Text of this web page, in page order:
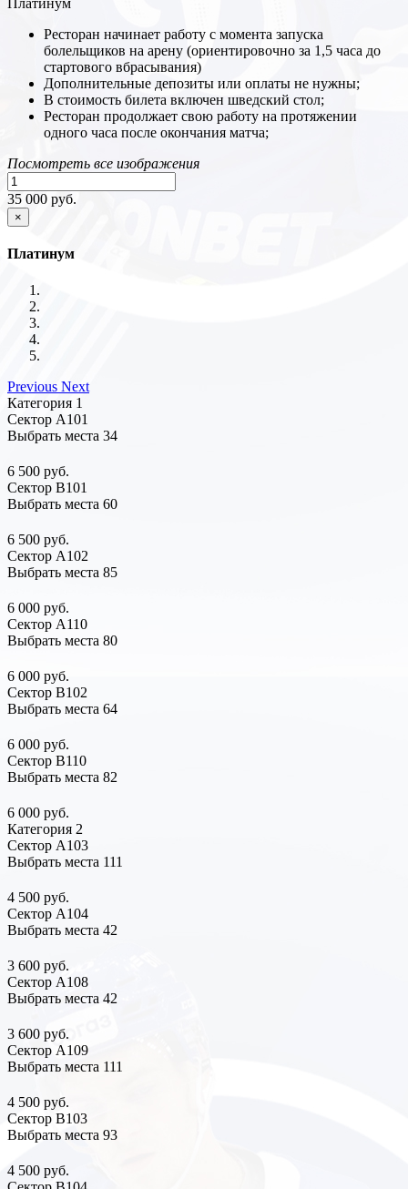
Платинум
Ресторан начинает работу с момента запуска
болельщиков на арену (ориентировочно за 1,5 часа до
стартового вбрасывания)
Дополнительные депозиты или оплаты не нужны;
В стоимость билета включен шведский стол;
Ресторан продолжает свою работу на протяжении
одного часа после окончания матча;
Посмотреть все изображения
35 000 руб.
×
Платинум
Previous Next
Категория 1
Сектор А101
Выбрать места 34
6 500 руб.
Сектор В101
Выбрать места 60
6 500 руб.
Сектор А102
Выбрать места 85
6 000 руб.
Сектор А110
Выбрать места 80
6 000 руб.
Сектор В102
Выбрать места 64
6 000 руб.
Сектор В110
Выбрать места 82
6 000 руб.
Категория 2
Сектор А103
Выбрать места 111
4 500 руб.
Сектор А104
Выбрать места 42
3 600 руб.
Сектор А108
Выбрать места 42
3 600 руб.
Сектор А109
Выбрать места 111
4 500 руб.
Сектор В103
Выбрать места 93
4 500 руб.